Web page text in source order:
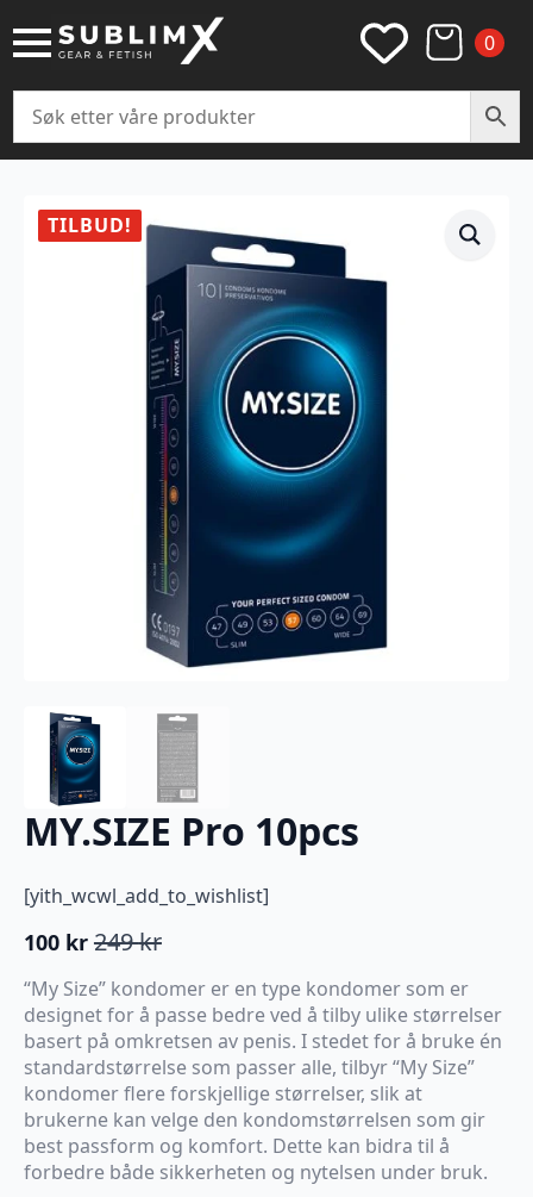
0
TILBUD!
MY.SIZE Pro 10pcs
[yith_wcwl_add_to_wishlist]
249kr
Opprinnelig
pris
var:
249 kr.
100 kr
Nåværende
pris
er:
100 kr.
“My Size” kondomer er en type kondomer som er
designet for å passe bedre ved å tilby ulike størrelser
basert på omkretsen av penis. I stedet for å bruke én
standardstørrelse som passer alle, tilbyr “My Size”
kondomer flere forskjellige størrelser, slik at
brukerne kan velge den kondomstørrelsen som gir
best passform og komfort. Dette kan bidra til å
forbedre både sikkerheten og nytelsen under bruk.